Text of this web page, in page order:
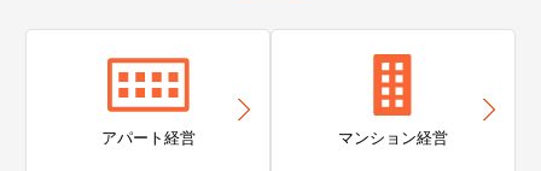
アパート経営 マンション経営